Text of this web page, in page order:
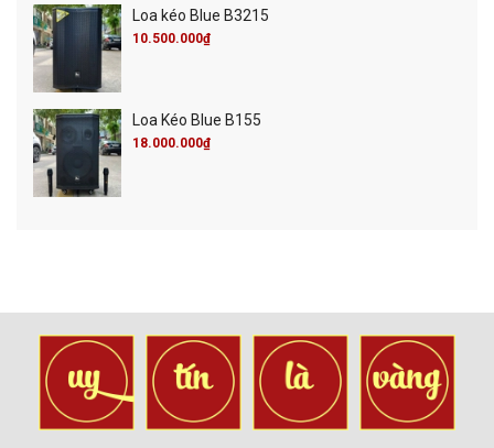
Loa kéo Blue B3215
10.500.000₫
Loa Kéo Blue B155
18.000.000₫